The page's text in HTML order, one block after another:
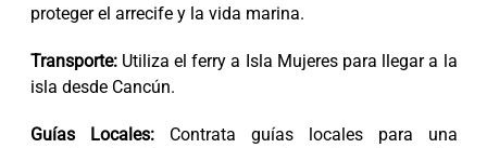
proteger el arrecife y la vida marina.
Transporte:Utiliza el ferry a Isla Mujeres para llegar a la
isla desde Cancún.
Guías Locales:Contrata guías locales para una